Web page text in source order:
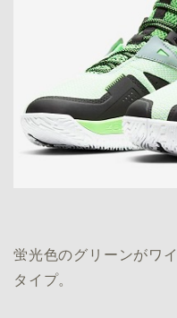
蛍光色のグリーンがワ
タイプ。